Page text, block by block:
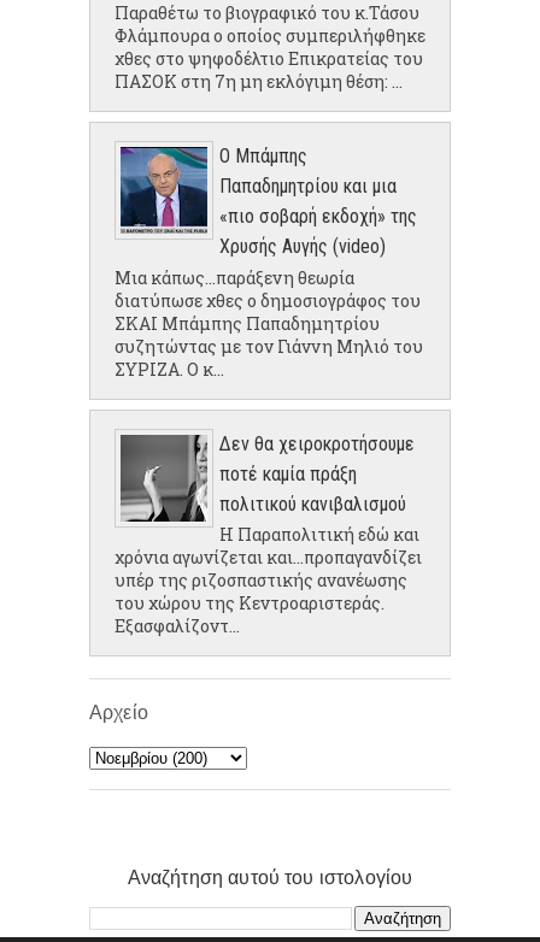
Παραθέτω το βιογραφικό του κ.Τάσου
Φλάμπουρα ο οποίος συμπεριλήφθηκε
χθες στο ψηφοδέλτιο Επικρατείας του
ΠΑΣΟΚ στη 7η μη εκλόγιμη θέση: ...
Ο Μπάμπης
Παπαδημητρίου και μια
«πιο σοβαρή εκδοχή» της
Χρυσής Αυγής (video)
Μια κάπως...παράξενη θεωρία
διατύπωσε χθες ο δημοσιογράφος του
ΣΚΑΙ Μπάμπης Παπαδημητρίου
συζητώντας με τον Γιάννη Μηλιό του
ΣΥΡΙΖΑ. Ο κ...
Δεν θα χειροκροτήσουμε
ποτέ καμία πράξη
πολιτικού κανιβαλισμού
Η Παραπολιτική εδώ και
χρόνια αγωνίζεται και...προπαγανδίζει
υπέρ της ριζοσπαστικής ανανέωσης
του χώρου της Κεντροαριστεράς.
Εξασφαλίζοντ...
Αρχείο
Αναζήτηση αυτού του ιστολογίου